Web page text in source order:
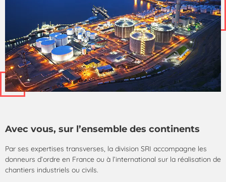
Avec vous, sur l’ensemble des continents
Par ses expertises transverses, la division SRI accompagne les
donneurs d’ordre en France ou à l’international sur la réalisation de
chantiers industriels ou civils.